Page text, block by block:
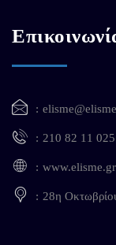
210 82 11 025
www.elisme.gr
28η